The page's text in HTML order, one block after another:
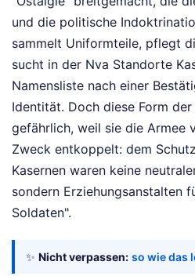
und die politische
sammelt Uniformteile, pflegt
sucht in der Nva Standorte
Namensliste nach einer
Identität. Doch diese Form der
gefährlich, weil sie die Armee
Zweck entkoppelt: dem
Kasernen waren keine
sondern Erziehungsanstalten
Soldaten".
✨ Nicht verpassen: so wie das